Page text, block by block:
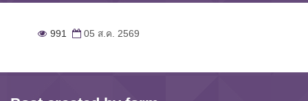
991 05 ส.ค. 2569